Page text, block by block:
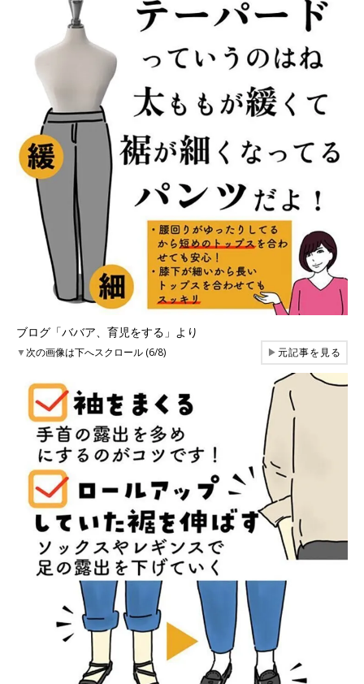
ブログ「ババア、育児をする」より
▼次の画像は下へスクロール (6/8) ▶元記事を見る